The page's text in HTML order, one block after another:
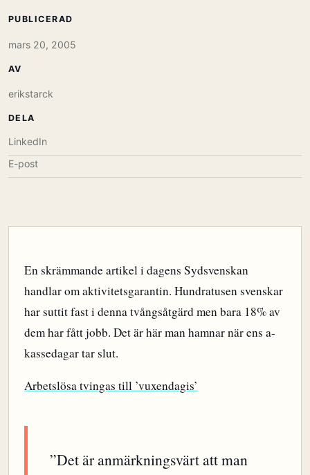
En skrämmande artikel i dagens Sydsvenskan
handlar om aktivitetsgarantin. Hundratusen svenskar
har suttit fast i denna tvångsåtgärd men bara 18% av
dem har fått jobb. Det är här man hamnar när ens a-
kassedagar tar slut.
Arbetslösa tvingas till ’vuxendagis’
”Det är anmärkningsvärt att man
PUBLICERAD
mars 20, 2005
AV
erikstarck
DELA
LinkedIn
E-post